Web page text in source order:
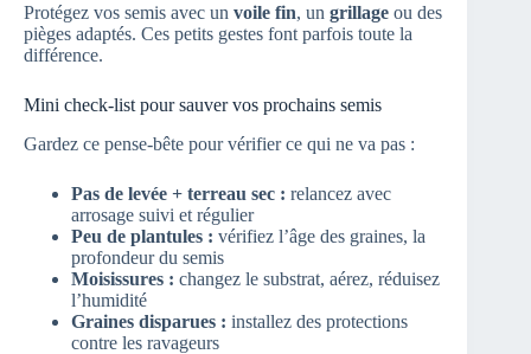
Protégez vos semis avec un voile fin, un grillage ou des
pièges adaptés. Ces petits gestes font parfois toute la
différence.
Mini check-list pour sauver vos prochains semis
Gardez ce pense-bête pour vérifier ce qui ne va pas :
Pas de levée + terreau sec : relancez avec
arrosage suivi et régulier
Peu de plantules : vérifiez l’âge des graines, la
profondeur du semis
Moisissures : changez le substrat, aérez, réduisez
l’humidité
Graines disparues : installez des protections
contre les ravageurs